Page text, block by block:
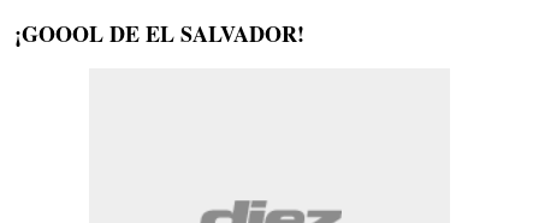
¡GOOOL DE EL SALVADOR!